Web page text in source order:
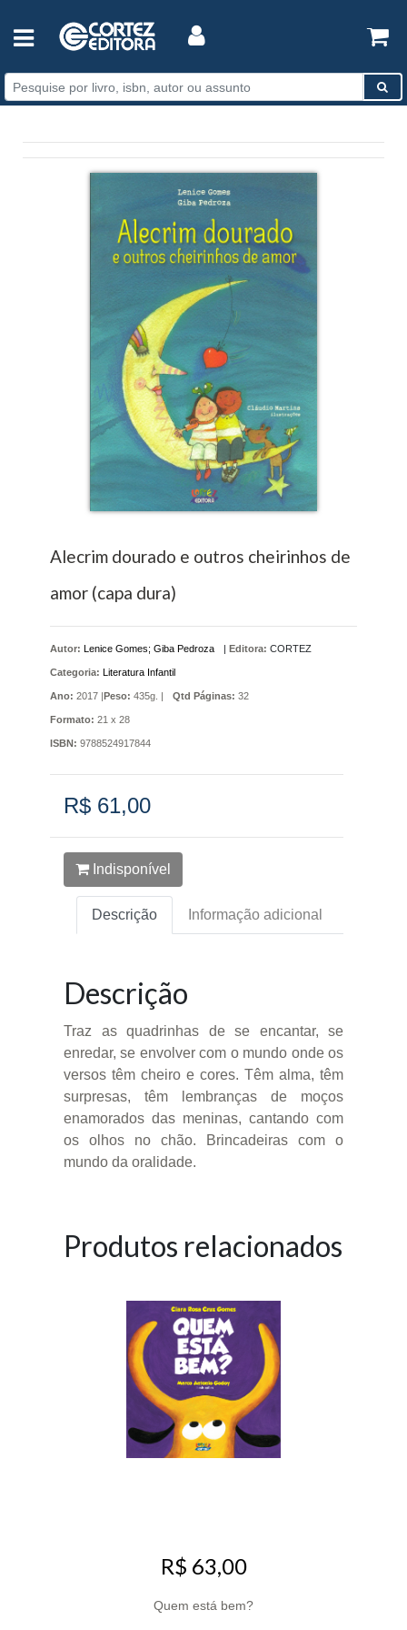
Alecrim dourado e outros cheirinhos de
amor (capa dura)
Autor: Lenice Gomes; Giba Pedroza | Editora: CORTEZ
Categoria: Literatura Infantil
Ano: 2017 |Peso: 435g. | Qtd Páginas: 32
Formato: 21 x 28
ISBN: 9788524917844
R$ 61,00
Indisponível
Descrição Informação adicional
Descrição
Traz as quadrinhas de se encantar, se
enredar, se envolver com o mundo onde os
versos têm cheiro e cores. Têm alma, têm
surpresas, têm lembranças de moços
enamorados das meninas, cantando com
os olhos no chão. Brincadeiras com o
mundo da oralidade.
Produtos relacionados
R$ 63,00
Quem está bem?